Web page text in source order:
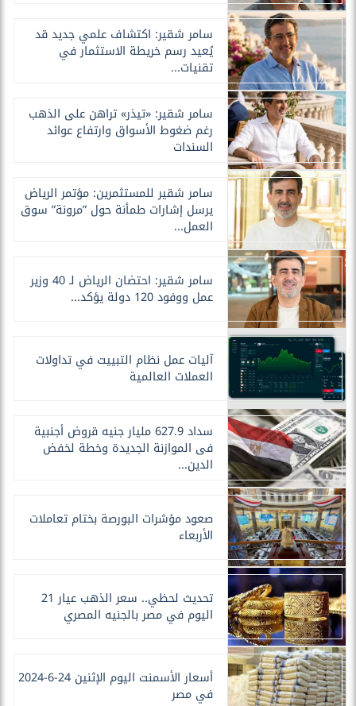
سامر شقير: اكتشاف علمي جديد قد
يُعيد رسم خريطة الاستثمار في
تقنيات...
سامر شقير: «تيذر» تراهن على الذهب
رغم ضغوط الأسواق وارتفاع عوائد
السندات
سامر شقير للمستثمرين: مؤتمر الرياض
يرسل إشارات طمأنة حول ”مرونة” سوق
العمل...
سامر شقير: احتضان الرياض لـ 40 وزير
عمل ووفود 120 دولة يؤكد...
آليات عمل نظام التبييت في تداولات
العملات العالمية
سداد 627.9 مليار جنيه قروض أجنبية
فى الموازنة الجديدة وخطة لخفض
الدين...
صعود مؤشرات البورصة بختام تعاملات
الأربعاء
تحديث لحظي.. سعر الذهب عيار 21
اليوم في مصر بالجنيه المصري
أسعار الأسمنت اليوم الإثنين 24-6-2024
في مصر